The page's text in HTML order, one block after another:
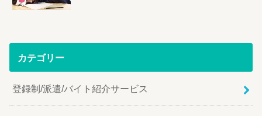
カテゴリー
登録制/派遣/バイト紹介サービス